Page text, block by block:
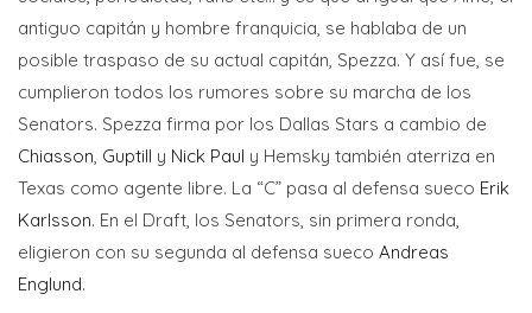
antiguo capitán y hombre franquicia, se hablaba de un
posible traspaso de su actual capitán, Spezza. Y así fue, se
cumplieron todos los rumores sobre su marcha de los
Senators. Spezza firma por los Dallas Stars a cambio de
Chiasson Guptill y Nick Paul y Hemsky también aterriza en
Texas como agente libre. La “C” pasa al defensa sueco Erik
Karlsson. En el Draft, los Senators, sin primera ronda,
eligieron con su segunda al defensa sueco Andreas
Englund.